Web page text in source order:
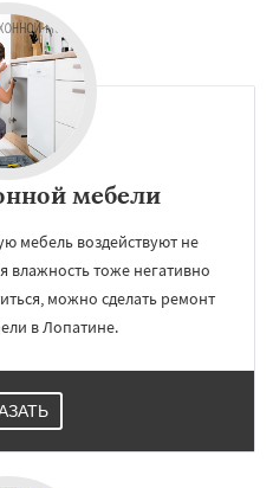
мебели
мебель воздействуют не
влажность тоже негативно
можно сделать ремонт
в Лопатине.